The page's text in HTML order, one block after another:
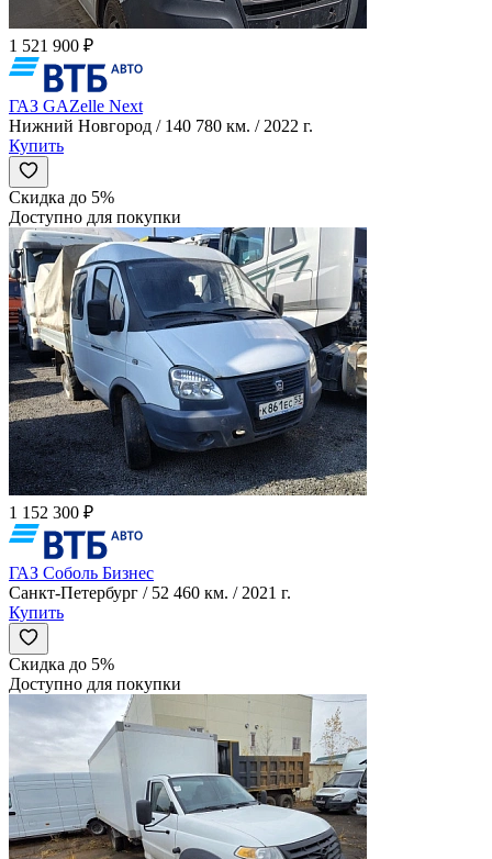
1 521 900 ₽
ГАЗ GAZelle Next
Нижний Новгород / 140 780 км. / 2022 г.
Купить
Скидка до 5%
Доступно для покупки
1 152 300 ₽
ГАЗ Соболь Бизнес
Санкт-Петербург / 52 460 км. / 2021 г.
Купить
Скидка до 5%
Доступно для покупки